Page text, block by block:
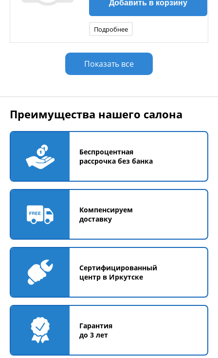
Добавить в корзину
Подробнее
Показать все
Преимущества нашего салона
Беспроцентная
рассрочка без банка
Компенсируем
доставку
Сертифицированный
центр в Иркутске
Гарантия
до 3 лет